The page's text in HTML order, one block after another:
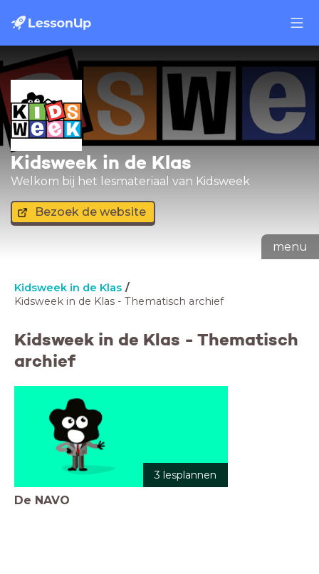
Kidsweek in de Klas
Welkom bij het lesmateriaal van Kidsweek
Bezoek de website
menu
Kidsweek in de Klas
Kidsweek in de Klas - Thematisch archief
Kidsweek in de Klas - Thematisch
archief
3 lesplannen
De NAVO